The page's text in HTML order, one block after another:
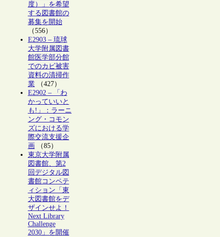
度）」を希望
する図書館の
募集を開始
（556）
E2903 – 琉球
大学附属図書
館医学部分館
でのカビ被害
資料の清掃作
業（427）
E2902 – 「わ
かっていいと
も!」：ラーニ
ング・コモン
ズにおける学
際交流支援企
画 （85）
東京大学附属
図書館、第2
回デジタル図
書館コンペテ
ィション「東
大図書館をデ
ザインせよ！
Next Library
Challenge
2030」を開催